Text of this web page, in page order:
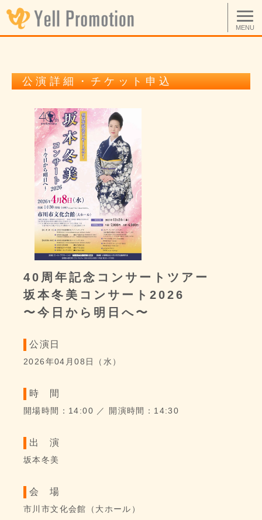
MENU
公演詳細・チケット申込
40周年記念コンサートツアー
坂本冬美コンサート2026
〜今日から明日へ〜
公演日
2026年04月08日（水）
時 間
開場時間：14:00 ／ 開演時間：14:30
坂本冬美
会 場
市川市文化会館（大ホール）